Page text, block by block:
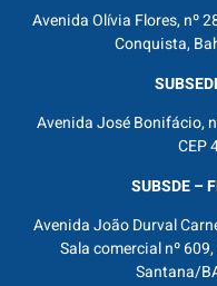
Avenida Olívia Flores, nº
Conquista,
Avenida José Bonifácio,
CEP
SUBSDE –
Avenida João Durval
Sala comercial nº
Santana/